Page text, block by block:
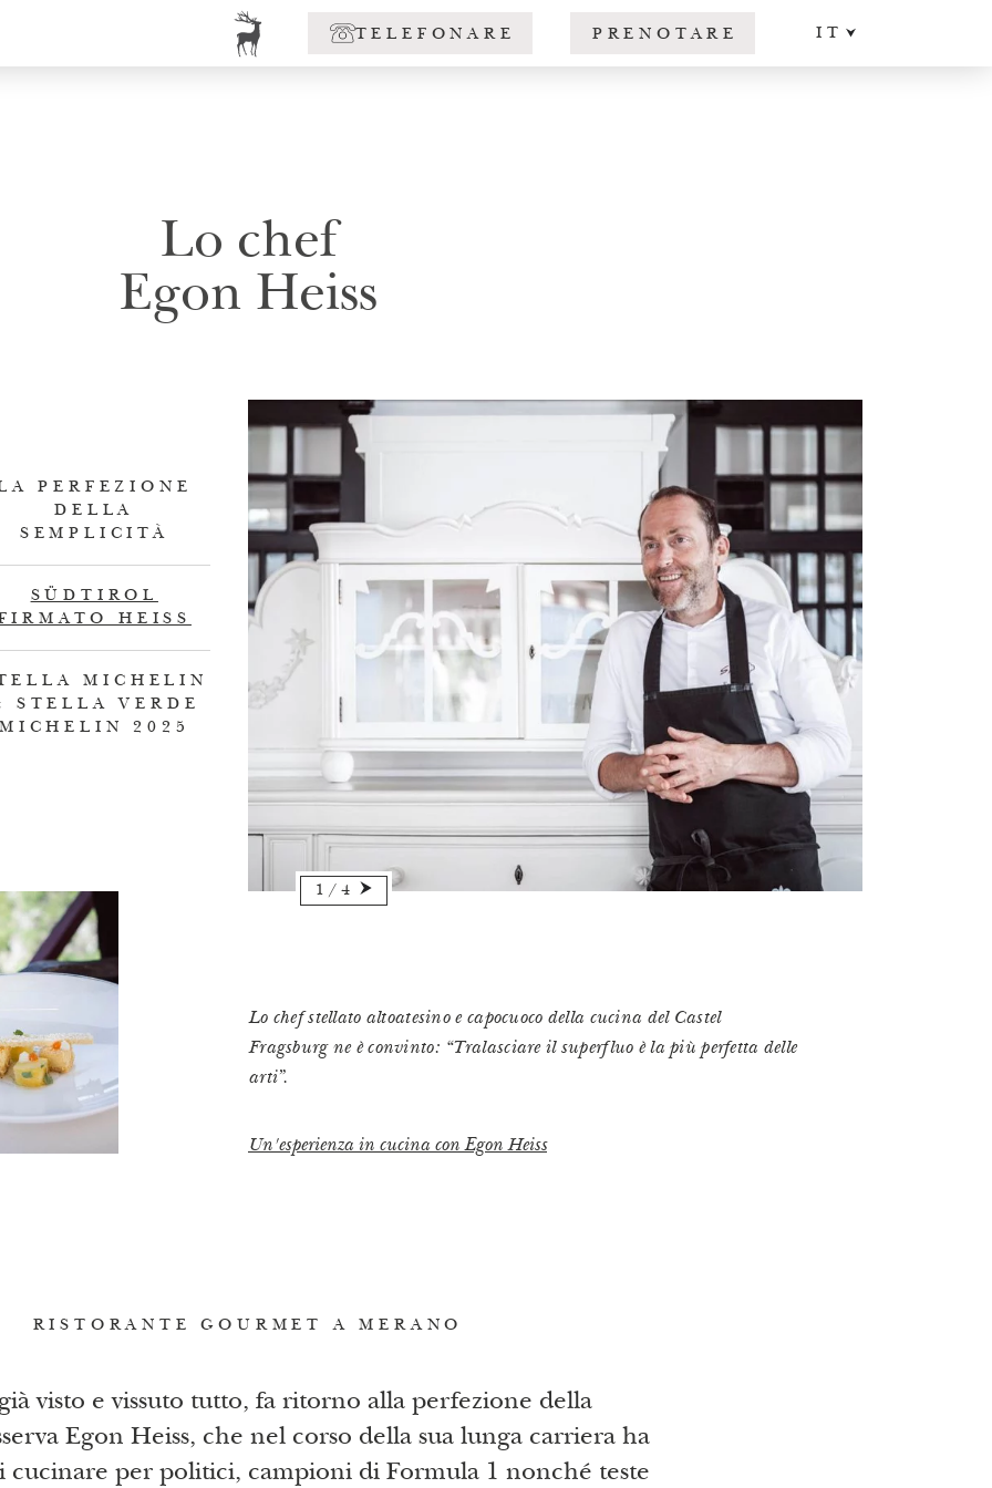
TELEFONARE PRENOTARE IT
Lo chef
Egon Heiss
PERFEZIONE
DELLA
SEMPLICITÀ
SÜDTIROL
HEISS
MICHELIN
STELLA VERDE
MICHELIN 2025
Lo chef stellato altoatesino e capocuoco della cucina del Castel
Fragsburg ne è convinto: “Tralasciare il superfluo è la più perfetta delle
arti”.
Un'esperienza in cucina con Egon Heiss
1 / 4
RISTORANTE GOURMET A MERANO
visto e vissuto tutto, fa ritorno alla perfezione della
Egon Heiss, che nel corso della sua lunga carriera ha
cucinare per politici, campioni di Formula 1 nonché teste